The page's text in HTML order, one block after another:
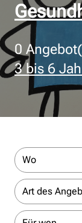
0
3 bis 6
Wo
Art des